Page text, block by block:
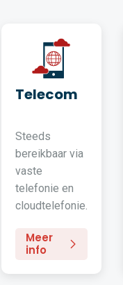
Telecom
Steeds
bereikbaar via
vaste
telefonie en
cloudtelefonie.
Meer
info